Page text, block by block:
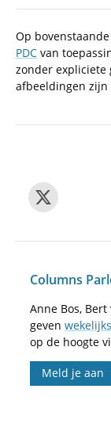
Op
PDC van
zonder expliciete
afbeeldingen
Columns
Anne Bos,
geven wekelijks
op de hoogte
Meld je aan